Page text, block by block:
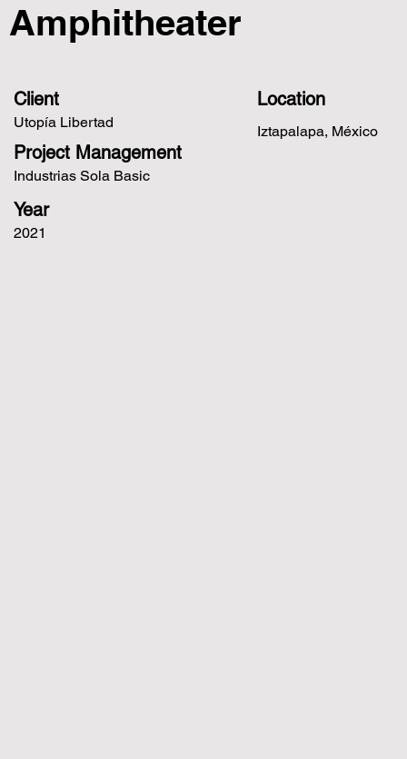
Amphitheater
Client
Utopía Libertad
Project Management
Location
Iztapalapa, México
Industrias Sola Basic
Year
2021